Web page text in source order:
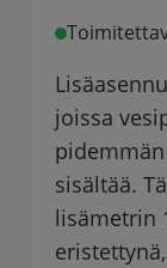
joissa
sisältää.
lisämetrin